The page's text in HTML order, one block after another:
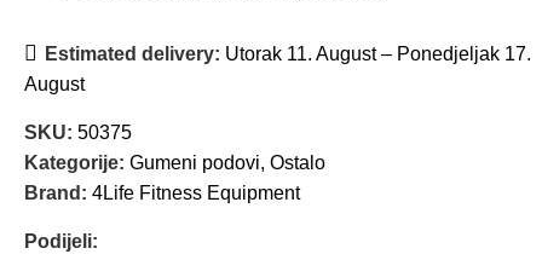
Estimated delivery: Utorak 11. August – Ponedjeljak 17.
August
SKU: 50375
Kategorije: Gumeni podovi, Ostalo
Brand: 4Life Fitness Equipment
Podijeli: